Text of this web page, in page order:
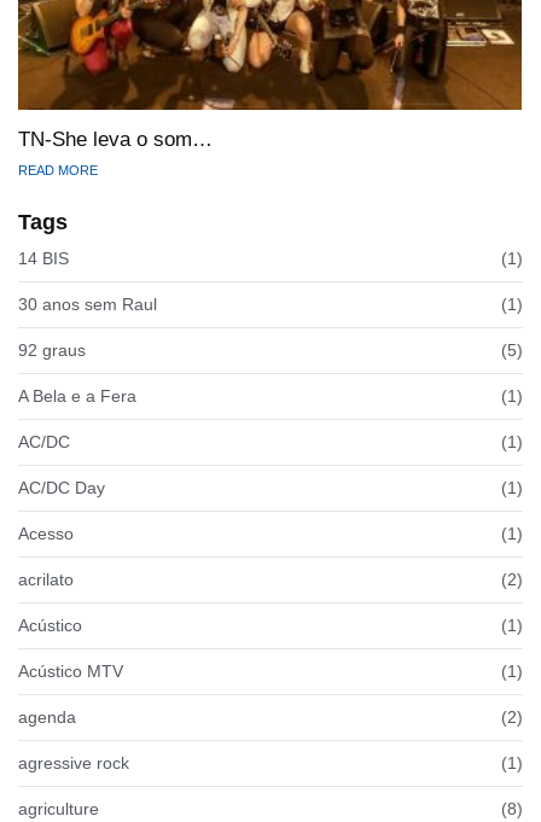
TN-She leva o som…
READ MORE
Tags
14 BIS (1)
30 anos sem Raul (1)
92 graus (5)
A Bela e a Fera (1)
AC/DC (1)
AC/DC Day (1)
Acesso (1)
acrilato (2)
Acústico (1)
Acústico MTV (1)
agenda (2)
agressive rock (1)
agriculture (8)